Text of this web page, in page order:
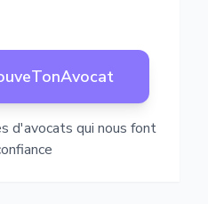
d'avocats qui nous font